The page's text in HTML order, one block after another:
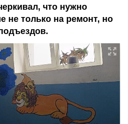
что нужно
не только на ремонт, но